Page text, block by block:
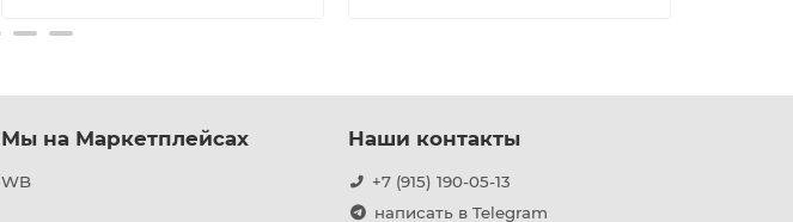
Мы на Маркетплейсах
WB
Наши контакты
+7 (915) 190-05-13
написать в Telegram